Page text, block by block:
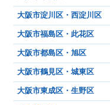
大阪市淀川区・西淀川区
大阪市福島区・此花区
大阪市都島区・旭区
大阪市鶴見区・城東区
大阪市東成区・生野区